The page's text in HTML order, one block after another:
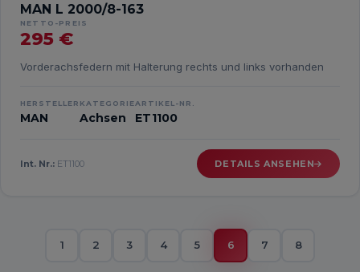
MAN L 2000/8-163
NETTO-PREIS
295 €
Vorderachsfedern mit Halterung rechts und links vorhanden
HERSTELLER
MAN
KATEGORIE
Achsen
ARTIKEL-NR.
ET1100
Int. Nr.: ET1100 DETAILS ANSEHEN
1 2 3 4 5 6 7 8